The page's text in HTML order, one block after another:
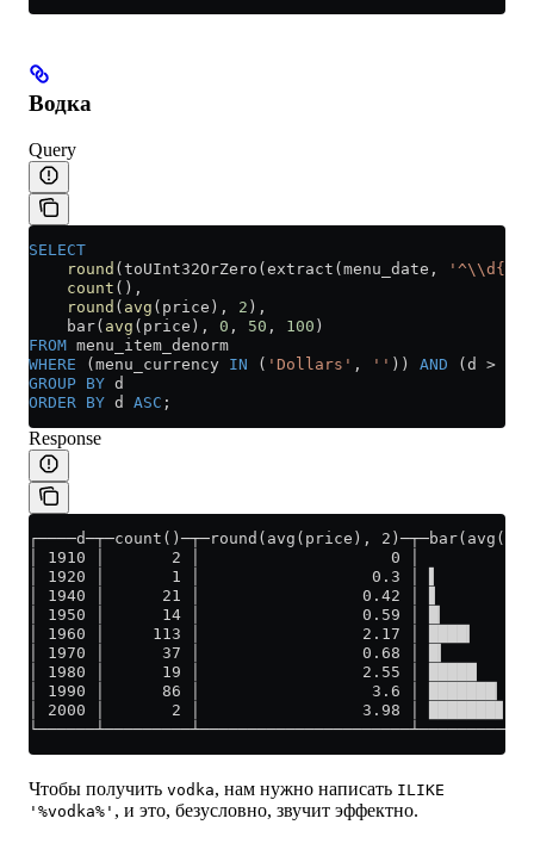
Водка
Query
SELECT
    round
(toUInt32OrZero(extract(menu_date,
'^\\d{4}'
    count
(),
    round
( avg (price), 2 ),
    bar(
avg (price), 0 , 50 , 100 )
FROM menu_item_denorm
WHERE (menu_currency IN ( 'Dollars' , '' )) AND (d >
GROUP BY d
ORDER BY d ASC ;
Response
┌────d─┬─count()─┬─round(avg(price),
│ 1910 │       2 │                    0 │
│ 1920 │       1 │                  0.3 │ ▌
│ 1940 │      21 │                 0.42 │ ▋
│ 1950 │      14 │                 0.59 │ █▏
│ 1960 │     113 │                 2.17 │ ████▎
│ 1970 │      37 │                 0.68 │ █▎
│ 1980 │      19 │                 2.55 │ █████
│ 1990 │      86 │                  3.6 │
│ 2000 │       2 │                 3.98 │
Чтобы получить vodka, нам нужно написать ILIKE
'%vodka%' , и это, безусловно, звучит эффектно.